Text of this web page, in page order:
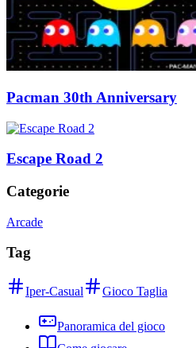
Pacman 30th Anniversary
Escape Road 2
Categorie
Arcade
Tag
Iper-Casual Gioco Taglia
Panoramica del gioco